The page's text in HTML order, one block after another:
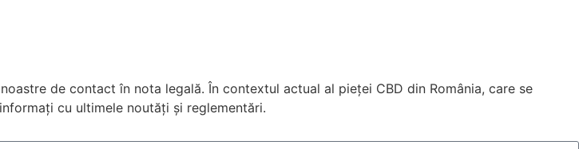
de contact în nota legală. În contextul actual al pieței CBD din România, care se
cu ultimele noutăți și reglementări.